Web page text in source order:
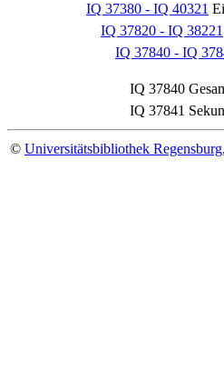
IQ 37380 - IQ 40321
IQ 37820 - IQ 38221
IQ 37840 - IQ
IQ 37840
IQ 37841
© Universitätsbibliothek Regensburg